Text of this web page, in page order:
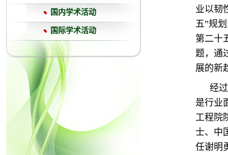
国内学术活动
国际学术活动
业以韧
五”规
第二十
题，通
展的新
经
是行业
工程院
士、中
任谢明